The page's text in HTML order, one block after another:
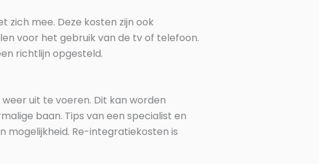
mee. Deze kosten zijn ook
voor het gebruik van de tv of telefoon.
richtlijn opgesteld.
uit te voeren. Dit kan worden
baan. Tips van een specialist en
mogelijkheid. Re-integratiekosten is